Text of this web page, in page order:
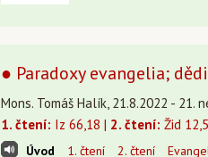
● Paradoxy evangelia;
Mons. Tomáš Halík, 21.8.2022 - 21.
1. čtení: Iz 66,18 | 2. čtení: Žid
Úvod 1. čtení 2. čtení